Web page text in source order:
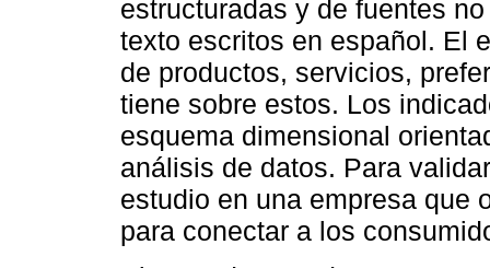
estructuradas y de fuentes
texto escritos en español. El
de productos, servicios,
tiene sobre estos. Los
esquema dimensional
análisis de datos. Para
estudio en una empresa que
para conectar a los